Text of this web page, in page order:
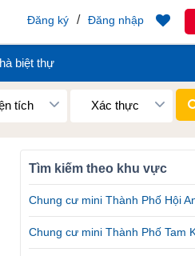
Đăng nhập
/
Đăng ký
biệt thự
tích Xác thực
Tìm kiếm theo khu vực
Chung cư mini Thành Phố Hội
Chung cư mini Thành Phố Tam